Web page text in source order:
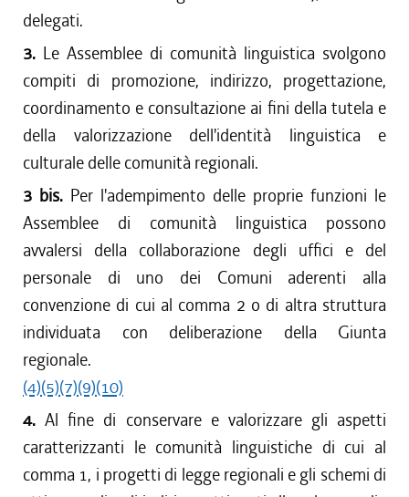
delegati.
3. Le Assemblee di comunità linguistica svolgono
compiti di promozione, indirizzo, progettazione,
coordinamento e consultazione ai fini della tutela e
della valorizzazione dell'identità linguistica e
culturale delle comunità regionali.
3 bis. Per l'adempimento delle proprie funzioni le
Assemblee di comunità linguistica possono
avvalersi della collaborazione degli uffici e del
personale di uno dei Comuni aderenti alla
convenzione di cui al comma 2 o di altra struttura
individuata con deliberazione della Giunta
regionale.
(4)(5)(7)(9)(10)
4.Al fine di conservare e valorizzare gli aspetti
caratterizzanti le comunità linguistiche di cui al
comma 1, i progetti di legge regionali e gli schemi di